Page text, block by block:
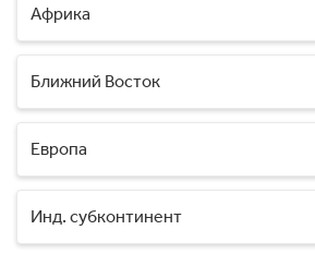
Африка
Ближний Восток
Европа
Инд. субконтинент